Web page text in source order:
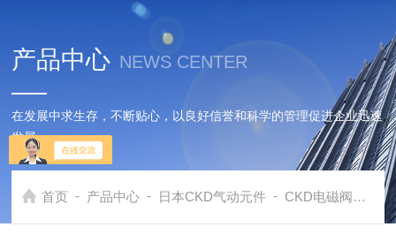
产品中心 NEWS CENTER
在发展中求生存，不断贴心，以良好信誉和科学的管理促进企业迅速
发展
首页 - 产品中心 - 日本CKD气动元件 - CKD电磁阀 喜